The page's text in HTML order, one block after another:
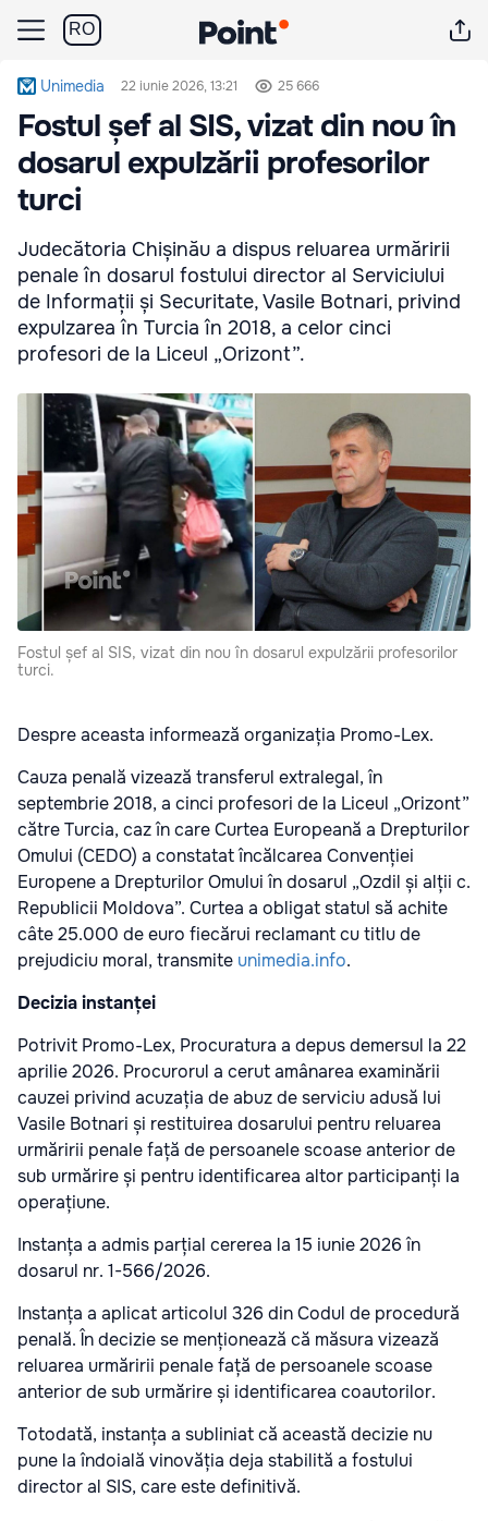
RO
Unimedia 22 iunie 2026, 13:21 25 666
Fostul șef al SIS, vizat din nou în
dosarul expulzării profesorilor
turci
Judecătoria Chișinău a dispus reluarea urmăririi
penale în dosarul fostului director al Serviciului
de Informații și Securitate, Vasile Botnari, privind
expulzarea în Turcia în 2018, a celor cinci
profesori de la Liceul „Orizont”.
Fostul șef al SIS, vizat din nou în dosarul expulzării profesorilor
turci.
Despre aceasta informează organizația Promo-Lex.
Cauza penală vizează transferul extralegal, în
septembrie 2018, a cinci profesori de la Liceul „Orizont”
către Turcia, caz în care Curtea Europeană a Drepturilor
Omului (CEDO) a constatat încălcarea Convenției
Europene a Drepturilor Omului în dosarul „Ozdil și alții c.
Republicii Moldova”. Curtea a obligat statul să achite
câte 25.000 de euro fiecărui reclamant cu titlu de
prejudiciu moral, transmite unimedia.info.
Decizia instanței
Potrivit Promo-Lex, Procuratura a depus demersul la 22
aprilie 2026. Procurorul a cerut amânarea examinării
cauzei privind acuzația de abuz de serviciu adusă lui
Vasile Botnari și restituirea dosarului pentru reluarea
urmăririi penale față de persoanele scoase anterior de
sub urmărire și pentru identificarea altor participanți la
operațiune.
Instanța a admis parțial cererea la 15 iunie 2026 în
dosarul nr. 1-566/2026.
Instanța a aplicat articolul 326 din Codul de procedură
penală. În decizie se menționează că măsura vizează
reluarea urmăririi penale față de persoanele scoase
anterior de sub urmărire și identificarea coautorilor.
Totodată, instanța a subliniat că această decizie nu
pune la îndoială vinovăția deja stabilită a fostului
director al SIS, care este definitivă.